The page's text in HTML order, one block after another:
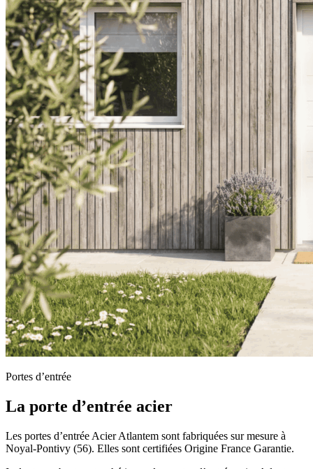
Portes d’entrée
La porte d’entrée acier
Les portes d’entrée Acier Atlantem sont fabriquées sur mesure à
Noyal-Pontivy (56). Elles sont certifiées Origine France Garantie.